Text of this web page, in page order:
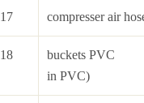
17 compresser air
18
in PVC)